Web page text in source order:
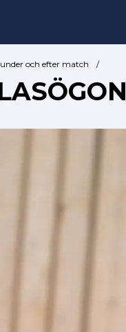
under och efter match /